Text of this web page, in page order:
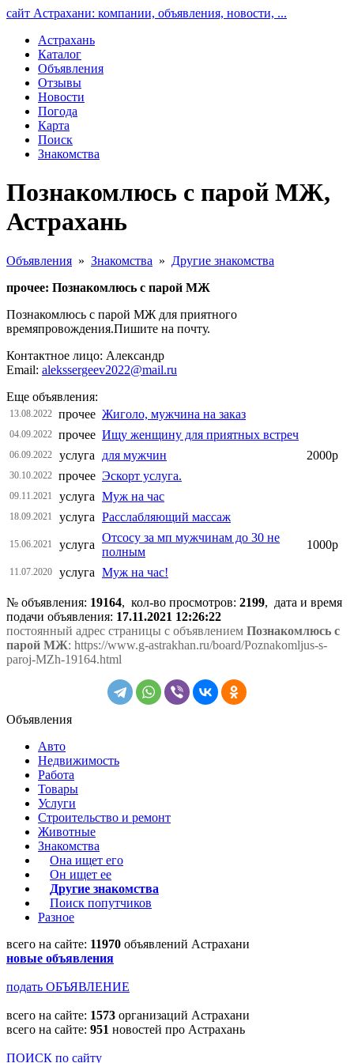
сайт Астрахани: компании, объявления, новости, ...
Астрахань
Каталог
Объявления
Отзывы
Новости
Погода
Карта
Поиск
Знакомства
Познакомлюсь с парой МЖ,
Астрахань
Объявления » Знакомства » Другие знакомства
прочее: Познакомлюсь с парой МЖ
Познакомлюсь с парой МЖ для приятного
времяпровождения.Пишите на почту.
Контактное лицо: Александр
Email: alekssergeev2022@mail.ru
Еще объявления:
13.08.2022 прочее Жиголо, мужчина на заказ
04.09.2022 прочее Ищу женщину для приятных встреч
06.09.2022 услуга для мужчин 2000р
30.10.2022 прочее Эскорт услуга.
09.11.2021 услуга Муж на час
18.09.2021 услуга Расслабляющий массаж
15.06.2021 услуга
Отсосу за мп мужчинам до 30 не
полным
1000р
11.07.2020 услуга Муж на час!
№ объявления: 19164, кол-во просмотров: 2199, дата и время
подачи объявления: 17.11.2021 12:26:22
постоянный адрес страницы с объявлением Познакомлюсь с
парой МЖ: https://www.g-astrakhan.ru/board/Poznakomljus-s-
paroj-MZh-19164.html
Объявления
Авто
Недвижимость
Работа
Товары
Услуги
Строительство и ремонт
Животные
Знакомства
Она ищет его
Он ищет ее
Другие знакомства
Поиск попутчиков
Разное
всего на сайте: 11970 объявлений Астрахани
новые объявления
подать ОБЪЯВЛЕНИЕ
всего на сайте: 1573 организаций Астрахани
всего на сайте: 951 новостей про Астрахань
ПОИСК по сайту